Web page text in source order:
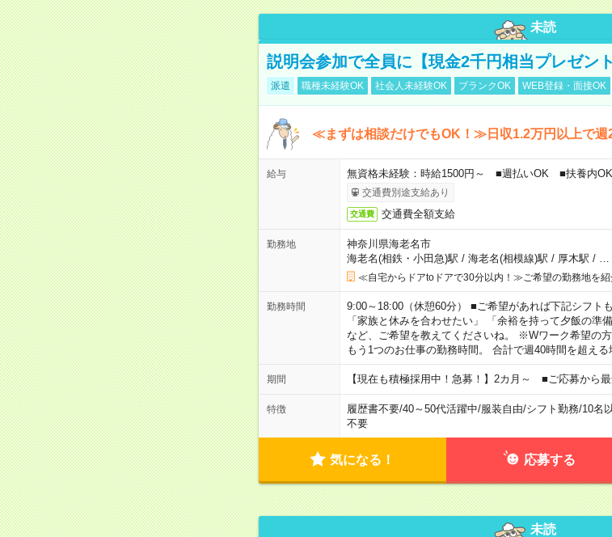
未読
説明会参加で全員に【現金2千円相当プレゼン
派遣 職種未経験OK 社会人未経験OK ブランクOK WEB登録・面接OK
≪まずは相談だけでもOK！≫日収1.2万円以上で週
給与 無資格未経験：時給1500円～ ■週払いOK ■扶養内
交通費別途支給あり
交通費 交通費全額支給
勤務地
神奈川県海老名市
海老名(相鉄・小田急)駅 / 海老名(相模線)駅 / 厚木駅 /
≪自宅からドアtoドアで30分以内！≫ご希望の勤務地を紹
勤務時間
9:00～18:00（休憩60分） ■ご希望があれば下記シフト
「家族と休みを合わせたい」 「余裕を持って夕飯の準
など、ご希望を教えてくださいね。 ※Wワーク希望の
もう1つのお仕事の勤務時間。 合計で週40時間を超える
期間 【現在も積極採用中！急募！】2カ月～ ■ご応募から
特徴 履歴書不要/40～50代活躍中/服装自由/シフト勤務/10名
不要
気になる！ 応募する
未読